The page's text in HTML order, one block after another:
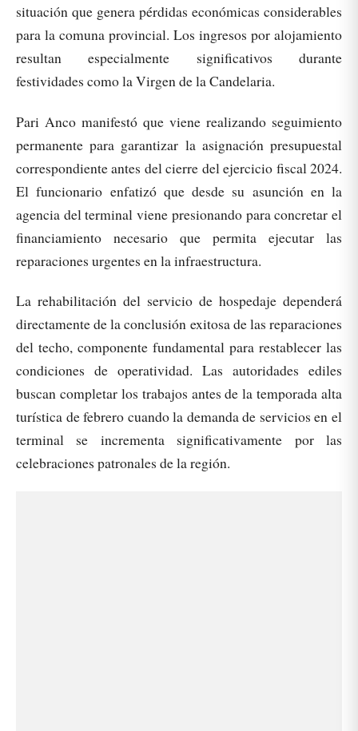
situación que genera pérdidas económicas considerables
para la comuna provincial. Los ingresos por alojamiento
resultan especialmente significativos durante
festividades como la Virgen de la Candelaria.
Pari Anco manifestó que viene realizando seguimiento
permanente para garantizar la asignación presupuestal
correspondiente antes del cierre del ejercicio fiscal 2024.
El funcionario enfatizó que desde su asunción en la
agencia del terminal viene presionando para concretar el
financiamiento necesario que permita ejecutar las
reparaciones urgentes en la infraestructura.
La rehabilitación del servicio de hospedaje dependerá
directamente de la conclusión exitosa de las reparaciones
del techo, componente fundamental para restablecer las
condiciones de operatividad. Las autoridades ediles
buscan completar los trabajos antes de la temporada alta
turística de febrero cuando la demanda de servicios en el
terminal se incrementa significativamente por las
celebraciones patronales de la región.